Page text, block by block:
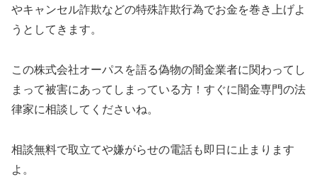
やキャンセル詐欺などの特殊詐欺行為でお金を巻き上げよ
うとしてきます。
この株式会社オーパス を語る偽物の闇金業者に関わってし
まって被害にあってしまっている方！すぐに闇金専門の法
律家に相談してくださいね。
相談無料で取立てや嫌がらせの電話も即日に止まります
よ。